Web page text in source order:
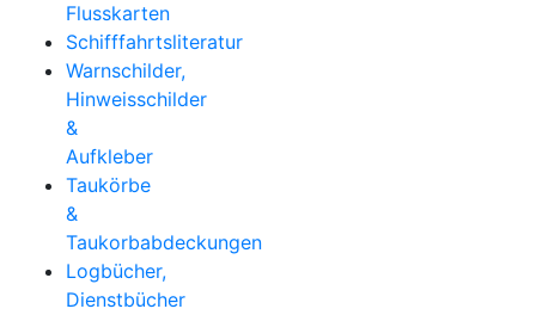
Flusskarten
Schifffahrtsliteratur
Warnschilder,
Hinweisschilder
&
Aufkleber
Taukörbe
&
Taukorbabdeckungen
Logbücher,
Dienstbücher